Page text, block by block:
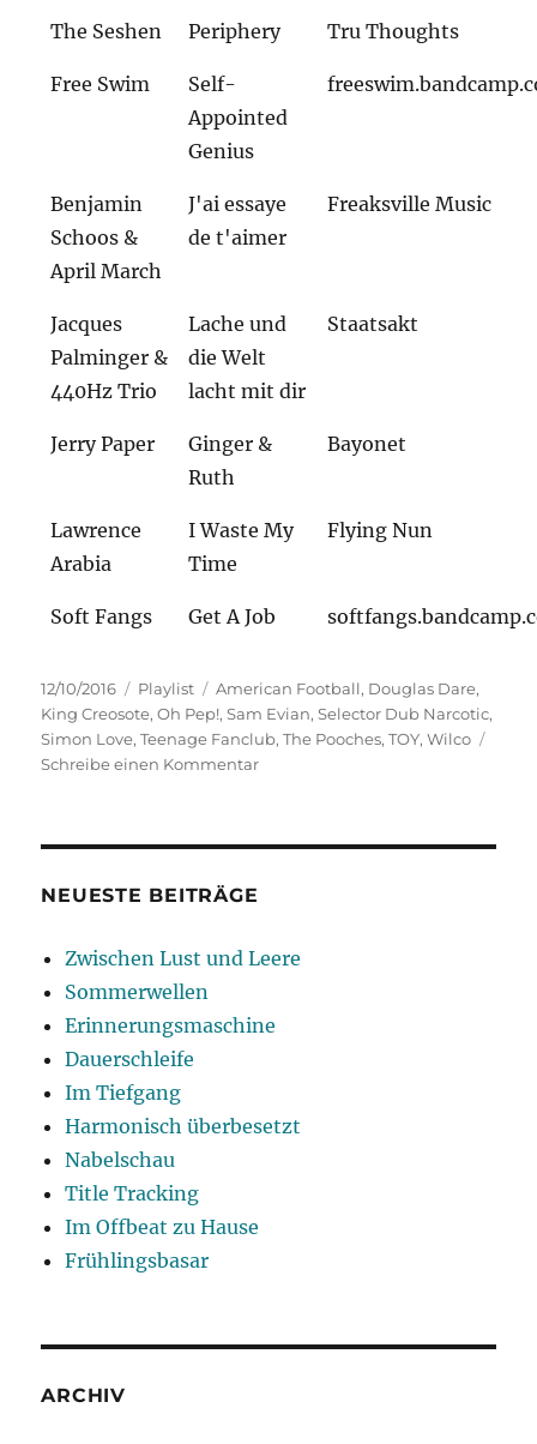
The Seshen Periphery Tru Thoughts
Free Swim
Self-
Appointed
Genius
Benjamin
Schoos &
April March
J'ai essaye
de t'aimer
Freaksville Music
Jacques
Palminger &
440Hz Trio
Lache und
die Welt
lacht mit dir
Staatsakt
Jerry Paper
Ginger &
Ruth
Bayonet
Lawrence
Arabia
I Waste My
Time
Flying Nun
Soft Fangs Get A Job
Veröffentlicht
am
12/10/2016 Kategorien
Playlist Schlagwörter
American Football, Douglas Dare,
King Creosote,Oh Pep!,Sam Evian,Selector Dub Narcotic,
Simon Love,Teenage Fanclub,The Pooches,TOY,Wilco
Schreibe einen Kommentarzu
NEUESTE BEITRÄGE
Zwischen Lust und Leere
Sommerwellen
Erinnerungsmaschine
Dauerschleife
Im Tiefgang
Harmonisch überbesetzt
Nabelschau
Title Tracking
Im Offbeat zu Hause
Frühlingsbasar
ARCHIV